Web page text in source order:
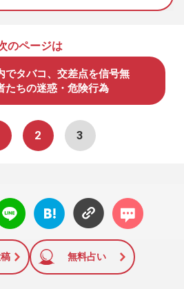
のページは
でタバコ、交差点を信号無
ちの迷惑・危険行為
2 3
はてな
ブック
に追加
コメン
ト
無料占い